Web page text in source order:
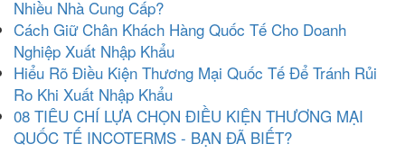
Nhiều Nhà Cung Cấp?
Cách Giữ Chân Khách Hàng Quốc Tế Cho Doanh
Nghiệp Xuất Nhập Khẩu
Hiểu Rõ Điều Kiện Thương Mại Quốc Tế Để Tránh Rủi
Ro Khi Xuất Nhập Khẩu
08 TIÊU CHÍ LỰA CHỌN ĐIỀU KIỆN THƯƠNG MẠI
QUỐC TẾ INCOTERMS - BẠN ĐÃ BIẾT?